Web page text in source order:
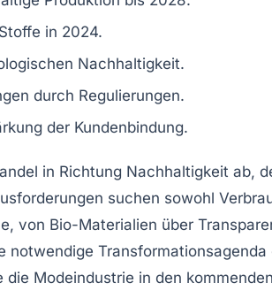
in 2024.
Nachhaltigkeit.
durch Regulierungen.
der Kundenbindung.
in Richtung Nachhaltigkeit ab,
suchen sowohl
von Bio-Materialien über
notwendige Transformationsagenda
Modeindustrie in den